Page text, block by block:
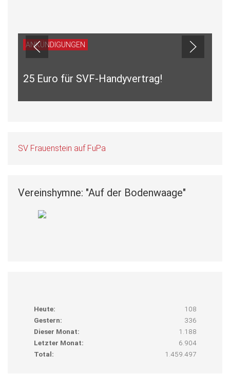
ANKÜNDIGUNGEN
25 Euro für SVF-Handyvertrag!
SV Frauenstein auf FuPa
Vereinshymne: "Auf der Bodenwaage"
Heute:
108
Gestern:
336
Dieser Monat:
1.188
Letzter Monat:
6.904
Total:
1.459.497